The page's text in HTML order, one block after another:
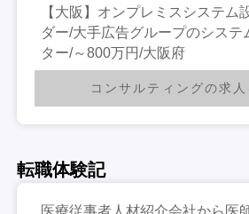
【大阪】オンプレミスシステム
ダー/大手広告グループのシステ
ター/～800万円/大阪府
コンサルティングの求
転職体験記
医療従事者人材紹介会社から医